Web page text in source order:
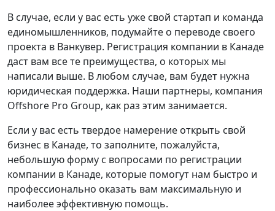
В случае, если у вас есть уже свой стартап и команда
единомышленников, подумайте о переводе своего
проекта в Ванкувер. Регистрация компании в Канаде
даст вам все те преимущества, о которых мы
написали выше. В любом случае, вам будет нужна
юридическая поддержка. Наши партнеры, компания
Offshore Pro Group, как раз этим занимается.
Если у вас есть твердое намерение открыть свой
бизнес в Канаде, то заполните, пожалуйста,
небольшую форму с вопросами по регистрации
компании в Канаде, которые помогут нам быстро и
профессионально оказать вам максимальную и
наиболее эффективную помощь.